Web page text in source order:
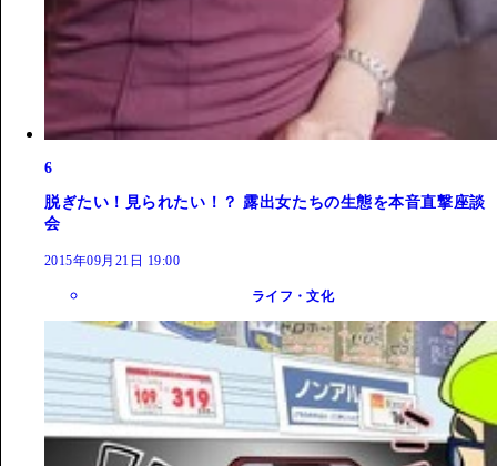
6
脱ぎたい！見られたい！？ 露出女たちの生態を本音直撃座談
会
2015年09月21日 19:00
ライフ・文化